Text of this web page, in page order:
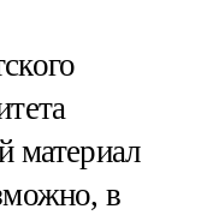
материал
в